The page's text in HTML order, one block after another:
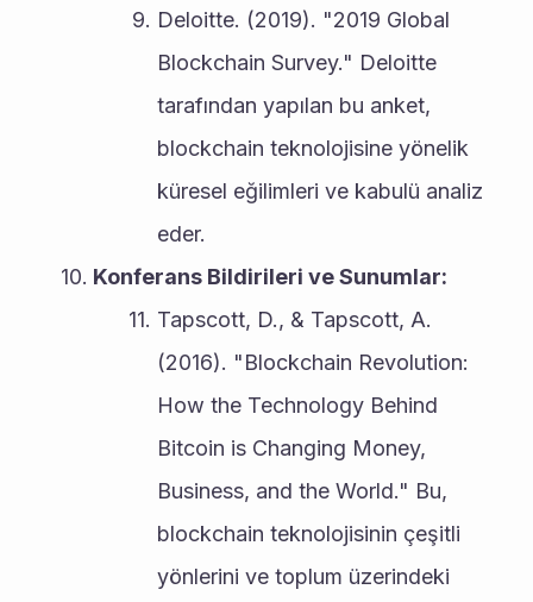
Deloitte. (2019). "2019 Global
Blockchain Survey." Deloitte
tarafından yapılan bu anket,
blockchain teknolojisine yönelik
küresel eğilimleri ve kabulü analiz
eder.
Konferans Bildirileri ve Sunumlar:
Tapscott, D., & Tapscott, A.
(2016). "Blockchain Revolution:
How the Technology Behind
Bitcoin is Changing Money,
Business, and the World." Bu,
blockchain teknolojisinin çeşitli
yönlerini ve toplum üzerindeki